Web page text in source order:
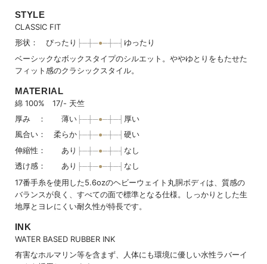
STYLE
CLASSIC FIT
形状： ぴったり ゆったり
ベーシックなボックスタイプのシルエット。ややゆとりをもたせた
フィット感のクラシックスタイル。
MATERIAL
綿 100% 17/- 天竺
厚み ： 薄い
厚い
風合い： 柔らか
硬い
伸縮性： あり
なし
透け感： あり
なし
17番手糸を使用した5.6ozのヘビーウェイト丸胴ボディは、質感の
バランスが良く、すべての面で標準となる仕様。しっかりとした生
地厚とヨレにくい耐久性が特長です。
INK
WATER BASED RUBBER INK
有害なホルマリン等を含まず、人体にも環境に優しい水性ラバーイ